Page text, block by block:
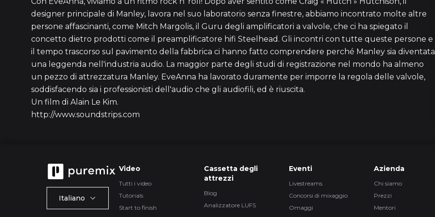
designer principale di Manley, lavora nel suo laboratorio senza finestre, abbiamo incontrato molte altre
persone affascinanti, come Mitch Margolis, il Guru degli amplificatori a valvole, che ci ha spiegato il
concetto dietro prodotti come il preamplificatore hifi Steelhead. Gli incontri con tutte queste persone e
il tempo trascorso sul pavimento della fabbrica ci hanno fatto comprendere perché Manley sia diventata
una leggenda nell'industria audio. La maggior parte degli studi di registrazione nel mondo ha almeno
un pezzo di attrezzatura Manley. EveAnna ha lavorato duramente per imporre la regola delle valvole,
soddisfacendo sia i professionisti dell'audio che gli audiofili, ed è riuscita.
Un film di Alain Le Kim.
http://www.soundstrips.com
2 episodi
Italiano
Video
Tutti i video
Tutorials
Start to finish
Cassetta degli
attrezzi
Blog
Analizzatore LUFS
Eventi
Livestreams
Concorsi di mixaggio
Omaggi
Azienda
Chi siamo
Prezzi
Mentori